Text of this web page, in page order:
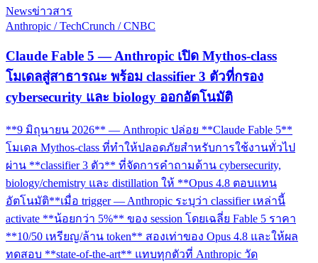
Newsข่าวสาร
Anthropic / TechCrunch / CNBC
Claude Fable 5 — Anthropic เปิด Mythos-class
โมเดลสู่สาธารณะ พร้อม classifier 3 ตัวที่กรอง
cybersecurity และ biology ออกอัตโนมัติ
**9 มิถุนายน 2026** — Anthropic ปล่อย **Claude Fable 5**
โมเดล Mythos-class ที่ทำให้ปลอดภัยสำหรับการใช้งานทั่วไป
ผ่าน **classifier 3 ตัว** ที่จัดการคำถามด้าน cybersecurity,
biology/chemistry และ distillation ให้ **Opus 4.8 ตอบแทน
อัตโนมัติ**เมื่อ trigger — Anthropic ระบุว่า classifier เหล่านี้
activate **น้อยกว่า 5%** ของ session โดยเฉลี่ย Fable 5 ราคา
**10/50 เหรียญ/ล้าน token** สองเท่าของ Opus 4.8 และให้ผล
ทดสอบ **state-of-the-art** แทบทุกตัวที่ Anthropic วัด